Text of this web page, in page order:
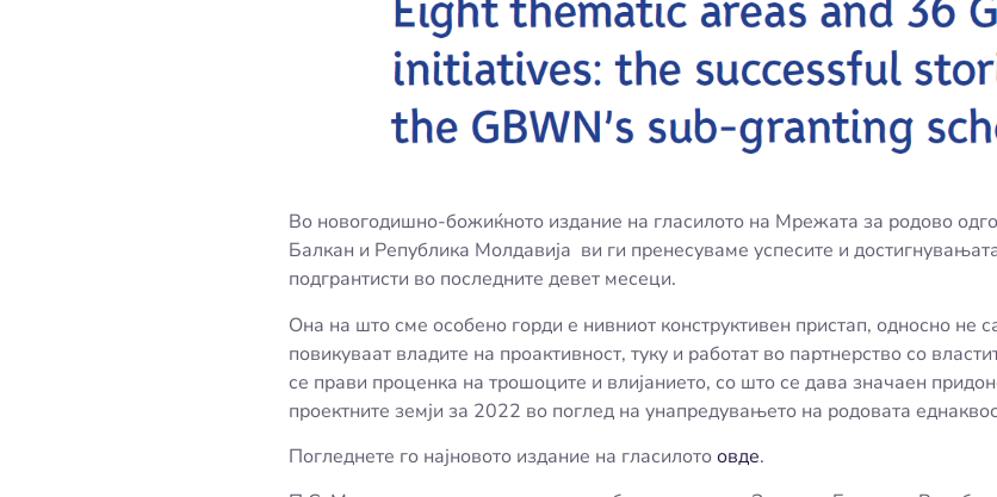
Во новогодишно-божиќното издание на гласилото на Мрежата за родово
Балкан и Република Молдавија ви ги пренесуваме успесите и
подгрантисти во последните девет месеци.
Она на што сме особено горди е нивниот конструктивен пристап, односно не
повикуваат владите на проактивност, туку и работат во партнерство со
се прави проценка на трошоците и влијанието, со што се дава значаен
проектните земји за 2022 во поглед на унапредувањето на родовата
Погледнете го најновото издание на гласилотоовде.